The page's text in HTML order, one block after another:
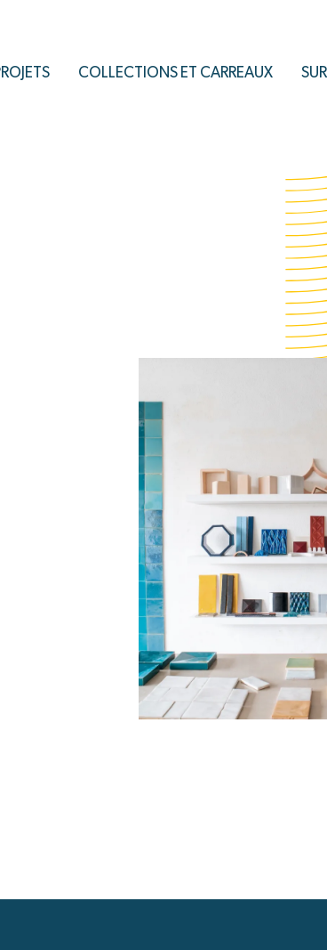
COLLECTIONS ET CARREAUX